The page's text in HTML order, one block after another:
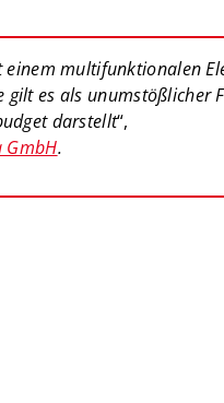
einem multifunktionalen
gilt es als unumstößlicher
darstellt“,
GmbH.